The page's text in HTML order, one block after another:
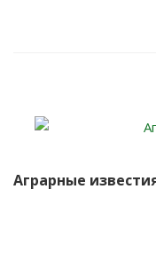
Аграрные